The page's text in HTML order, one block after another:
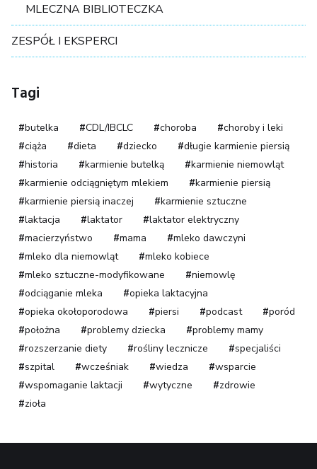
MLECZNA BIBLIOTECZKA
ZESPÓŁ I EKSPERCI
Tagi
butelka CDL/IBCLC choroba
choroby i leki
ciąża
dieta dziecko
długie karmienie piersią
historia
karmienie butelką
karmienie niemowląt
karmienie odciągniętym mlekiem
karmienie piersią
karmienie piersią inaczej
karmienie sztuczne
laktacja
laktator
laktator elektryczny
macierzyństwo
mama
mleko dawczyni
mleko dla niemowląt
mleko kobiece
mleko sztuczne-modyfikowane
niemowlę
odciąganie mleka
opieka laktacyjna
opieka okołoporodowa
piersi podcast
poród
położna
problemy dziecka
problemy mamy
rozszerzanie diety
rośliny lecznicze
specjaliści
szpital
wcześniak wiedza
wsparcie
wspomaganie laktacji
wytyczne
zdrowie
zioła